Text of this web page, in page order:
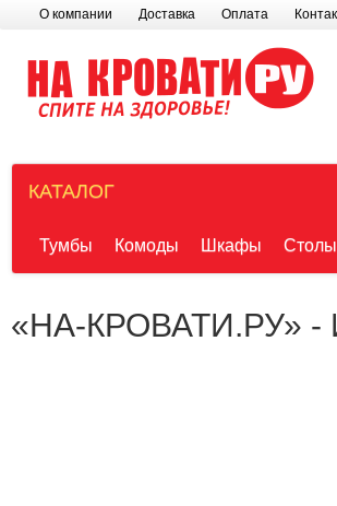
О компании Доставка Оплата
КАТАЛОГ
Тумбы Комоды Шкафы Столы
«НА-КРОВАТИ.РУ»